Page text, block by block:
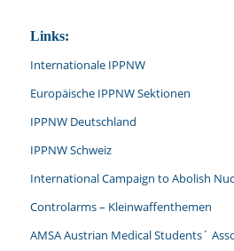
Links:
Internationale IPPNW
Europäische IPPNW Sektionen
IPPNW Deutschland
IPPNW Schweiz
International Campaign to Abolish
Controlarms – Kleinwaffenthemen
AMSA Austrian Medical Students´